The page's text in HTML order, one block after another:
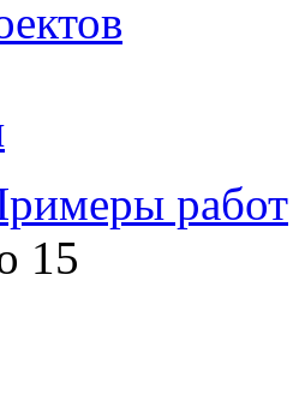
работ
15